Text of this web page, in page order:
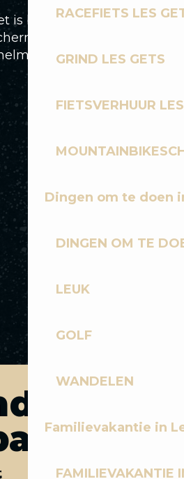
RACEFIETS LES
GRIND LES GETS
FIETSVERHUUR
Dingen om te doen
DINGEN OM TE
LEUK
GOLF
WANDELEN
Familievakantie in
FAMILIEVAKANTIE
is belangrijker dan ooit
kleding te
en rugbeschermer)